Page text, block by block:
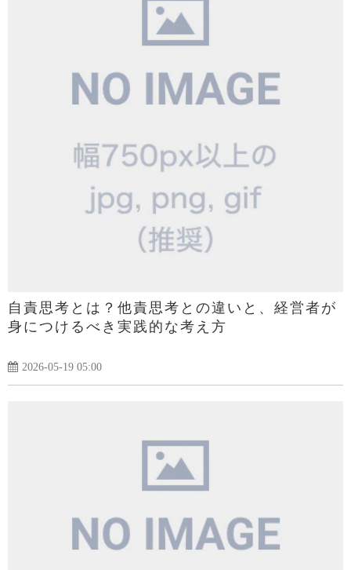
自責思考とは？他責思考との違いと、経営者が
身につけるべき実践的な考え方
2026-05-19 05:00